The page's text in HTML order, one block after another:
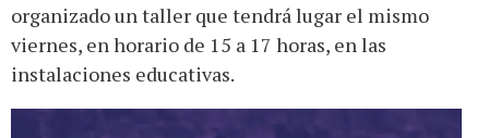
organizado un taller que tendrá lugar el mismo
viernes, en horario de 15 a 17 horas, en las
instalaciones educativas.